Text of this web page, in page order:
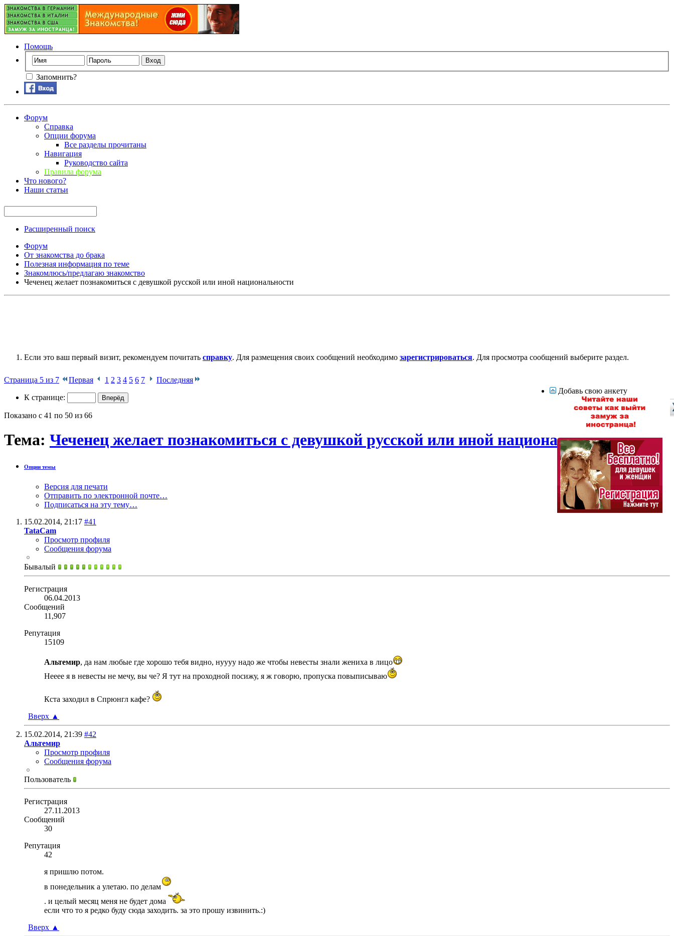
Помощь
Запомнить?
Форум
Справка
Опции форума
Все разделы прочитаны
Навигация
Руководство сайта
Правила форума
Что нового?
Наши статьи
Расширенный поиск
Форум
От знакомства до брака
Полезная информация по теме
Знакомлюсь/предлагаю знакомство
Чеченец желает познакомиться с девушкой русской или иной национальности
Если это ваш первый визит, рекомендуем почитать справку. Для размещения своих сообщений необходимо зарегистрироваться. Для просмотра сообщений выберите раздел.
Страница 5 из 7 Первая 1 2 3 4 5 6 7 Последняя
К странице:
Показано с 41 по 50 из 66
Тема: Чеченец желает познакомиться с девушкой русской или иной национальности
Опции темы
Версия для печати
Отправить по электронной почте…
Подписаться на эту тему…
15.02.2014, 21:17 #41
TataCam
Просмотр профиля
Сообщения форума
Бывалый
Регистрация
06.04.2013
Сообщений
11,907
Репутация
15109
Альтемир, да нам любые где хорошо тебя видно, нуууу надо же чтобы невесты знали жениха в лицо
Нееее я в невесты не мечу, вы че? Я тут на проходной посижу, я ж говорю, пропуска повыписываю
Кста заходил в Спрюнгл кафе?
Вверх ▲
15.02.2014, 21:39 #42
Альтемир
Просмотр профиля
Сообщения форума
Пользователь
Регистрация
27.11.2013
Сообщений
30
Репутация
42
я пришлю потом.
в понедельник а улетаю. по делам
. и целый месяц меня не будет дома
если что то я редко буду сюда заходить. за это прошу извинить.:)
Вверх ▲
Добавь свою анкету